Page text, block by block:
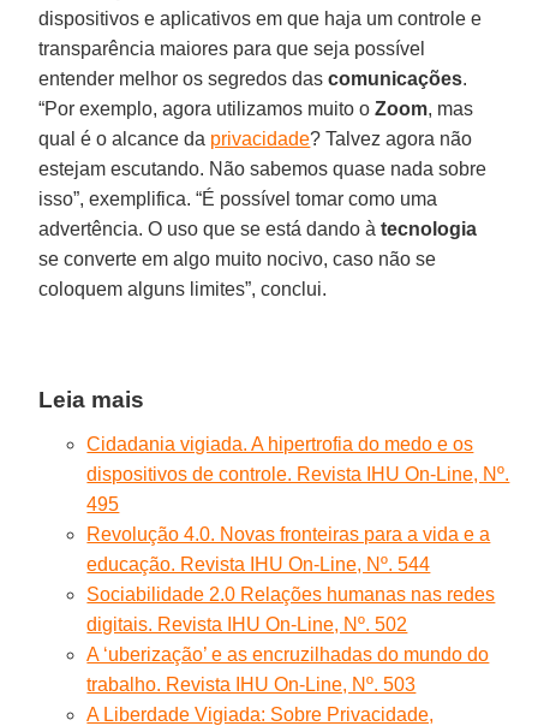
dispositivos e aplicativos em que haja um controle e
transparência maiores para que seja possível
entender melhor os segredos dascomunicações.
“Por exemplo, agora utilizamos muito oZoom, mas
qual é o alcance da privacidade? Talvez agora não
estejam escutando. Não sabemos quase nada sobre
isso”, exemplifica. “É possível tomar como uma
advertência. O uso que se está dando àtecnologia
se converte em algo muito nocivo, caso não se
coloquem alguns limites”, conclui.
Leia mais
Cidadania vigiada. A hipertrofia do medo e os
dispositivos de controle. Revista IHU On-Line, Nº.
495
Revolução 4.0. Novas fronteiras para a vida e a
educação. Revista IHU On-Line, Nº. 544
Sociabilidade 2.0 Relações humanas nas redes
digitais. Revista IHU On-Line, Nº. 502
A ‘uberização’ e as encruzilhadas do mundo do
trabalho. Revista IHU On-Line, Nº. 503
A Liberdade Vigiada: Sobre Privacidade,